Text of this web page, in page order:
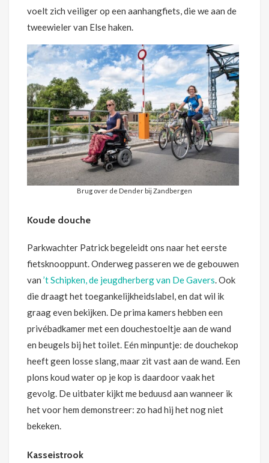
voelt zich veiliger op een aanhangfiets, die we aan de
tweewieler van Else haken.
Brug over de Dender bij Zandbergen
Koude douche
Parkwachter Patrick begeleidt ons naar het eerste
fietsknooppunt. Onderweg passeren we de gebouwen
van ’t Schipken, de jeugdherberg van De Gavers. Ook
die draagt het toegankelijkheidslabel, en dat wil ik
graag even bekijken. De prima kamers hebben een
privébadkamer met een douchestoeltje aan de wand
en beugels bij het toilet. Eén minpuntje: de douchekop
heeft geen losse slang, maar zit vast aan de wand. Een
plons koud water op je kop is daardoor vaak het
gevolg. De uitbater kijkt me beduusd aan wanneer ik
het voor hem demonstreer: zo had hij het nog niet
bekeken.
Kasseistrook